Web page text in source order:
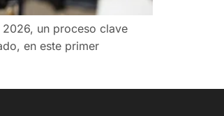
un proceso clave
en este primer